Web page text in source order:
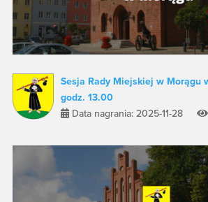
Sesja Rady Miejskiej w Morągu
godz. 13.00
Data nagrania: 2025-11-28